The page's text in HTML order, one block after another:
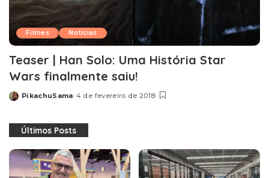
Filmes Notícias
Teaser | Han Solo: Uma História Star
Wars finalmente saiu!
Posted
PikachuSama 4 de fevereiro de 2018
Últimos Posts